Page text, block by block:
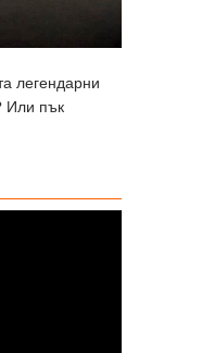
легендарни
Или пък